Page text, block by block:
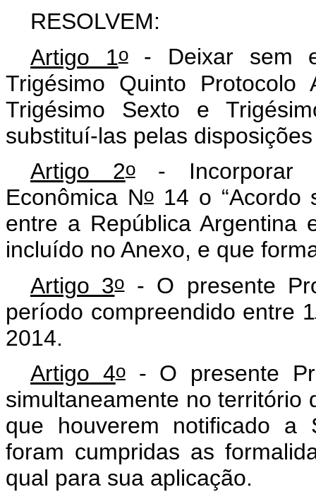
RESOLVEM:
Artigo 1o- Deixar sem
Trigésimo Quinto Protocolo
Trigésimo Sexto e
substituí-las pelas
Artigo 2o- Incorporar
Econômica No14 o “Acordo
entre a República Argentina
incluído no Anexo, e que
Artigo 3o- O presente
período compreendido entre 1
2014.
Artigo 4o- O presente
simultaneamente no território
que houverem notificado a
foram cumpridas as
qual para sua aplicação.